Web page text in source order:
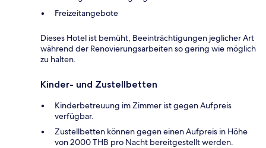
Freizeitangebote
Dieses Hotel ist bemüht, Beeinträchtigungen jeglicher Art
während der Renovierungsarbeiten so gering wie möglich
zu halten.
Kinder- und Zustellbetten
Kinderbetreuung im Zimmer ist gegen Aufpreis
verfügbar.
Zustellbetten können gegen einen Aufpreis in Höhe
von 2000 THB pro Nacht bereitgestellt werden.